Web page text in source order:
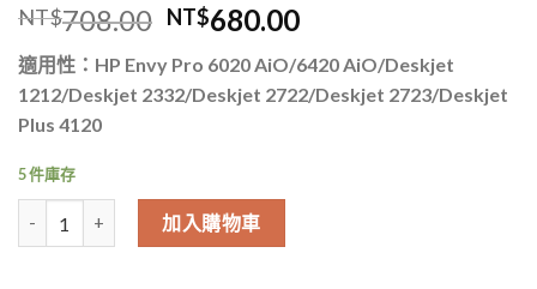
NT$708.00 原
價
格：
NT$680.00目
價
格：
適用性：HP Envy Pro 6020 AiO/6420 AiO/Deskjet
1212/Deskjet 2332/Deskjet 2722/Deskjet 2723/Deskjet
Plus 4120
5 件庫存
HP 67 黑色墨水匣 3YM56AA 適用 6420 1212 2332 2722 2723 4120
加入購物車